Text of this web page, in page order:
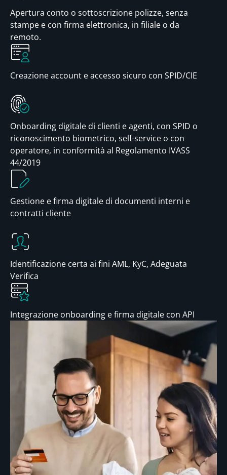
Apertura conto o sottoscrizione polizze, senza
stampe e con firma elettronica, in filiale o da
remoto.
Creazione account e accesso sicuro con SPID/CIE
Onboarding digitale di clienti e agenti, con SPID o
riconoscimento biometrico, self-service o con
operatore, in conformità al Regolamento IVASS
44/2019
Gestione e firma digitale di documenti interni e
contratti cliente
Identificazione certa ai fini AML, KyC, Adeguata
Verifica
Integrazione onboarding e firma digitale con API